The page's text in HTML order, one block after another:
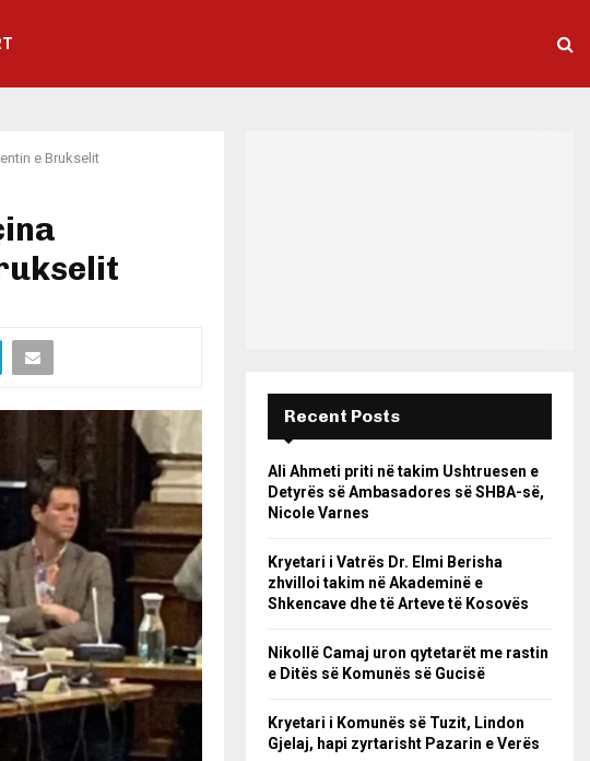
e Brukselit
Recent Posts
Ali Ahmeti priti në takim Ushtruesen e
Detyrës së Ambasadores së SHBA-së,
Nicole Varnes
Kryetari i Vatrës Dr. Elmi Berisha
zhvilloi takim në Akademinë e
Shkencave dhe të Arteve të Kosovës
Nikollë Camaj uron qytetarët me rastin
e Ditës së Komunës së Gucisë
Kryetari i Komunës së Tuzit, Lindon
Gjelaj, hapi zyrtarisht Pazarin e Verës